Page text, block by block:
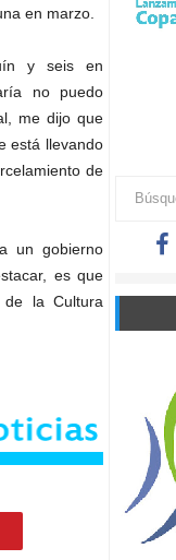
en marzo.
y seis en
no puedo
me dijo que
está llevando
de
un gobierno
es que
de la Cultura